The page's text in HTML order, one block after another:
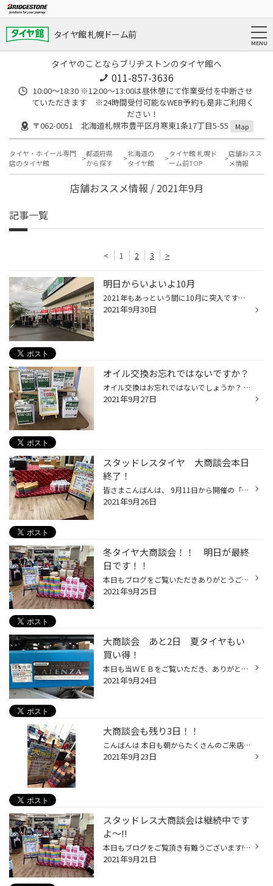
タイヤ館 札幌ドーム前
タイヤのことならブリヂストンのタイヤ館へ
011-857-3636
10:00～18:30 ※12:00～13:00は昼休憩にて作業受付を中断させ
ていただきます ※24時間受付可能なWEB予約も是非ご利用く
ださい！
〒062-0051 北海道札幌市豊平区月寒東1条17丁目5-55
Map
タイヤ・ホイール専門
店のタイヤ館
都道府県
から探す
北海道の
タイヤ館
タイヤ館 札幌ド
ーム前TOP
店舗おスス
メ情報
店舗おススメ情報 / 2021年9月
記事一覧
< 1 2 3 >
明日からいよいよ10月
2021年もあっという間に10月に突入ですね。 冬タイヤの準備はもうできていますか? 当店も店頭の展示は、ほぼスタッドレスタイヤに切り替えました！ 準備中でご迷惑おかけしますが、ご来店お待ちしておりますm(__)m
2021年9月30日
オイル交換お忘れではないですか？
オイル交換はお忘れではないでしょうか？ オイル交換を怠ってしまうとエンジンが故障してしまいます！ 少しでも不安になってしまったら当店にお持ちください！ 無料で点検させていただきます！ また当店には期間限定在庫限りになりますが、とてもお得なオイルもご用意致しています。 エンジンオイル...
2021年9月27日
スタッドレスタイヤ 大商談会本日
終了！
皆さまこんばんは、 9月11日から開催の「スタッドレスタイヤ大商談会」も 本日で終了いたしました。 今回は新商品 「VRX3」の登場で、どんな商品かの問い合わせ来店も多く、 多くのお客様に商品説明とご購入頂きました。 用意しておりまいした 景品もほぼ完売致しました。(笑 皆さまどうもありがと...
2021年9月26日
冬タイヤ大商談会！！ 明日が最終
日です！！
本日もブログをご覧いただきありがとうございます！！ 当店では現在、スタッドレスタイヤの早期予約大商談会を 開催しております！ この時期だけの大変お買い求めやすい価格で、 ご提供させて戴いております！ 同時開催のガラポン抽選会の景品も まだまだございます！ この大商談会も残すところ明日...
2021年9月25日
大商談会 あと2日 夏タイヤもい
買い得！
本日も当ＷＥＢをご覧いただき、ありがとうございますm(__)m 大商談会も残すところあと2日間になりました。 冬タイヤの予約が多くなっておりますが、夏タイヤもお買い得になっております。 本日もＣＸ5での夏タイヤ交換のご依頼も頂きました。 アレンザＬＸ100とアライメントも実施しました。 あと2...
2021年9月24日
大商談会も残り3日！！
こんばんは 本日も朝からたくさんのご来店 ありがとうございます(^^) 大好評の商談会も残りラスト3日となりました。 一等のお米がまだ1本も出ていません ということは...... 当たる確率が＼(^o^)／ 急げ---------------------
2021年9月23日
スタッドレス大商談会は継続中です
よ～!!
本日もブログをご覧頂き有難うございます!!! 冬タイヤの早期予約で、大変お買い得な価格にて ご提供させていただいておりますので、 是非皆様、この機会にご来店ください！！ また、ご購入特典のガラポン抽選会も開催しており、 連日たくさんのお客様に景品をお渡ししております！ まだまだ景品もご...
2021年9月21日